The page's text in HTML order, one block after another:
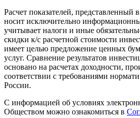
Расчет показателей, представленный
носит исключительно
учитывает налоги и иные
скидки к/с расчетной стоимости
имеет целью предложение ценных
услуг. Сравнение результатов
основано на расчетах доходности,
соответствии с требованиями
России.
С информацией об условиях
Обществом можно ознакомиться в